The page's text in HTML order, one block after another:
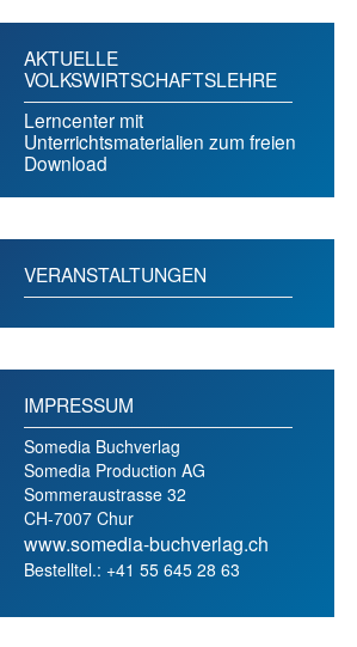
AKTUELLE
VOLKSWIRTSCHAFTSLEHRE
Lerncenter mit
Unterrichtsmaterialien zum freien
Download
VERANSTALTUNGEN
IMPRESSUM
Somedia Buchverlag
Somedia Production AG
Sommeraustrasse 32
CH-7007 Chur
www.somedia-buchverlag.ch
Bestelltel.: +41 55 645 28 63